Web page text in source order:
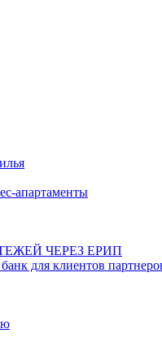
апартаменты
ЧЕРЕЗ ЕРИП
для клиентов